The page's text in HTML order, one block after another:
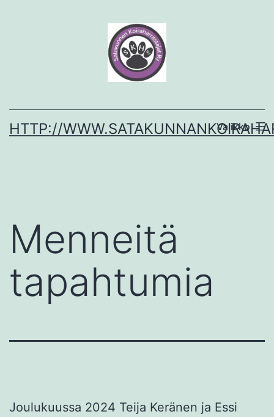
HTTP:// Valikko
Menneitä
tapahtumia
Joulukuussa 2024 Teija Keränen ja Essi